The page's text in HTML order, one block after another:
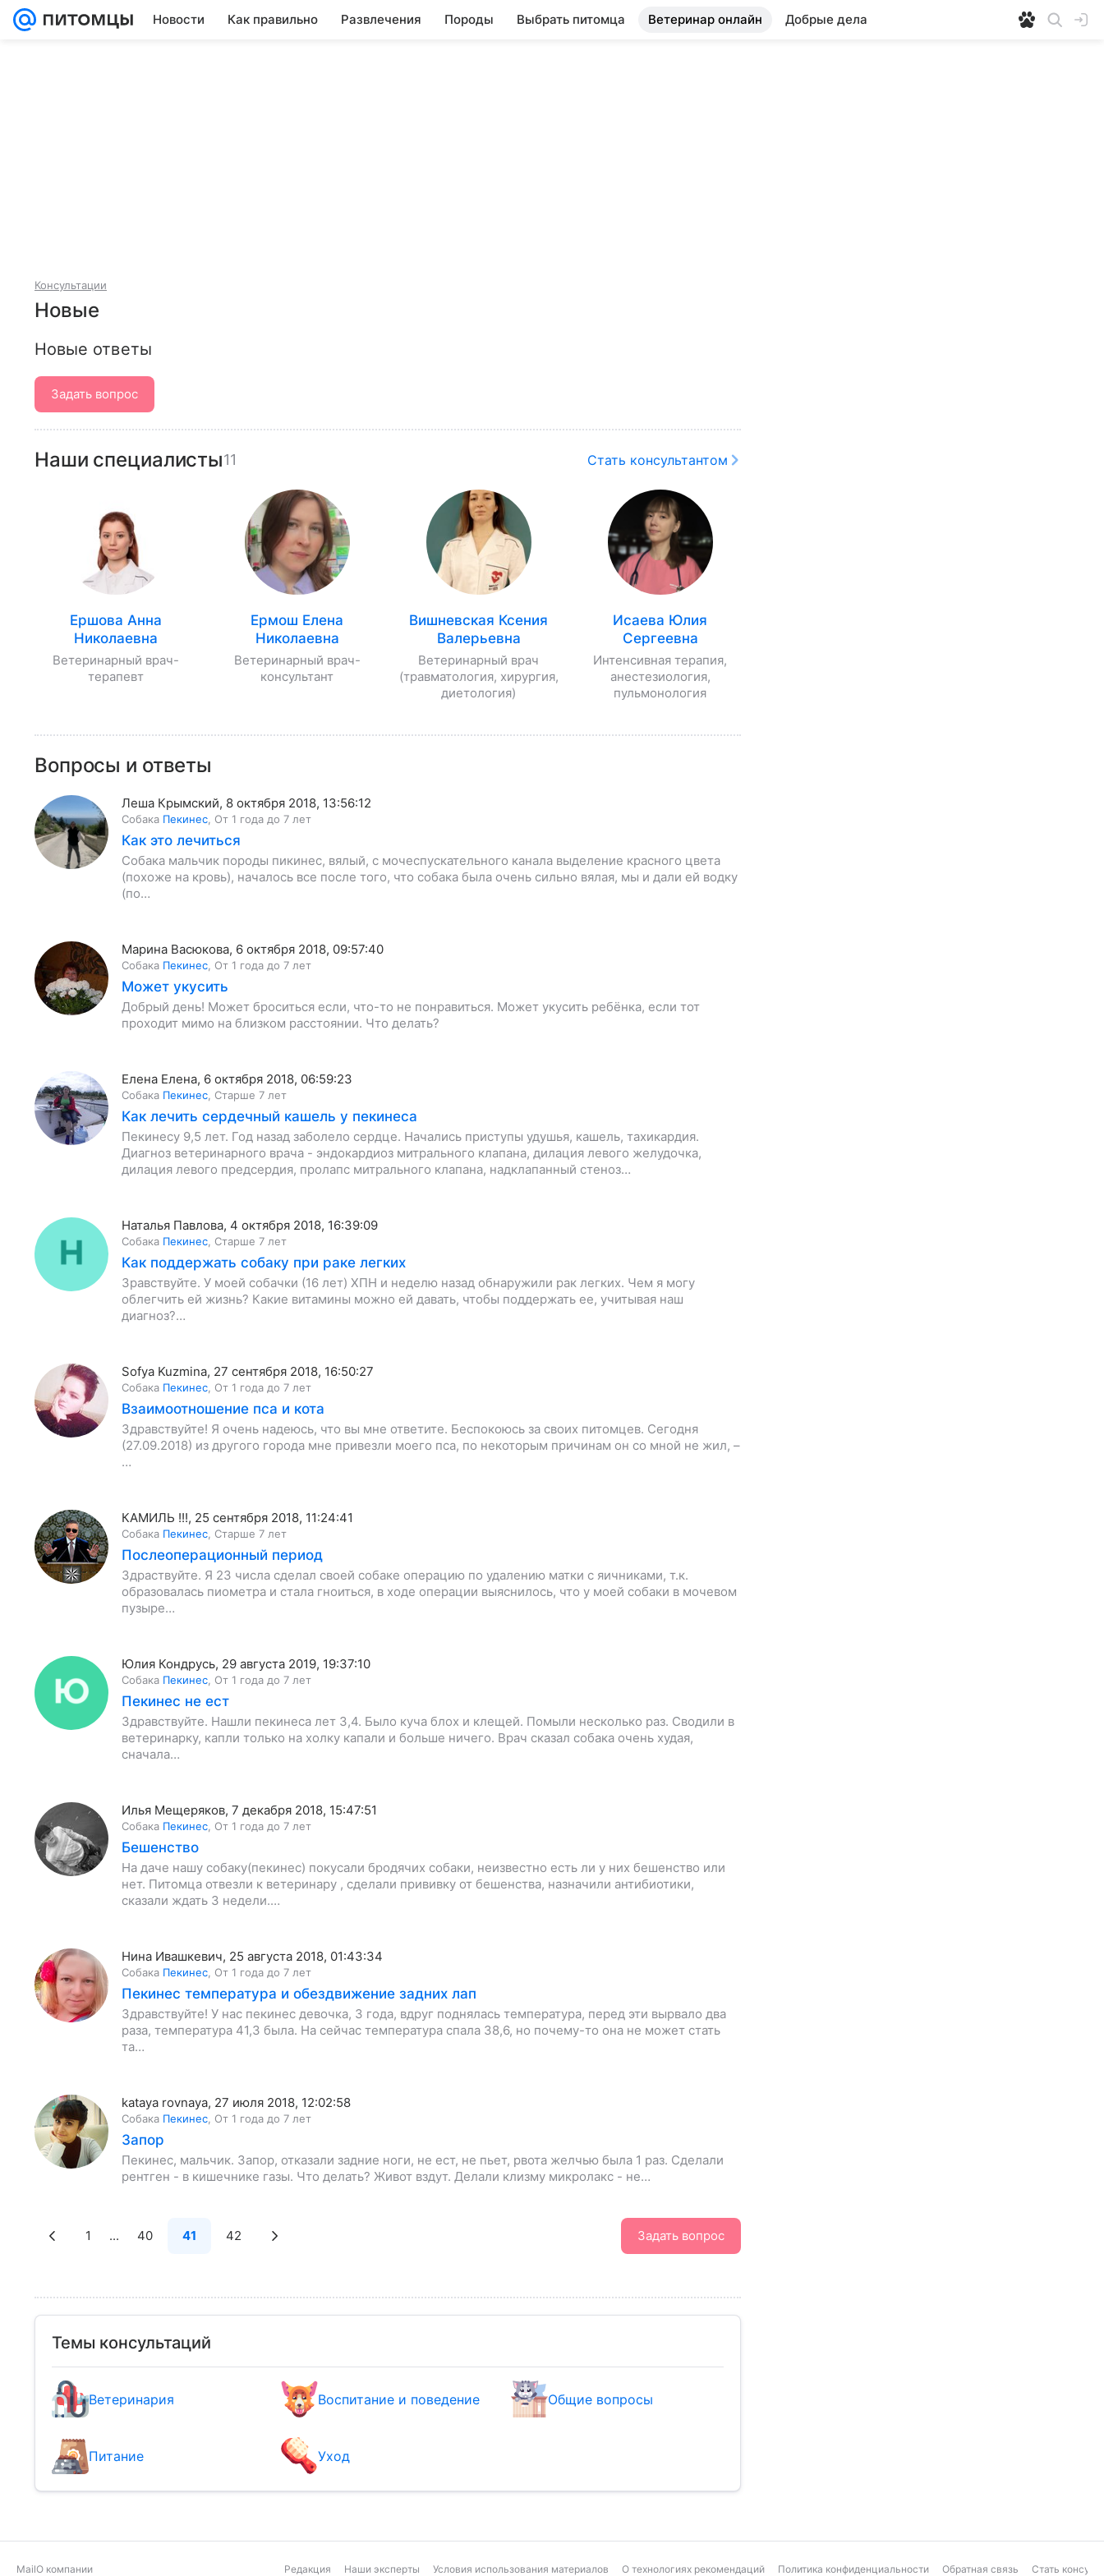
Новости Как правильно Развлечения Породы Выбрать питомца Ветеринар онлайн Добрые дела
Консультации
Новые
Новые ответы
Задать вопрос
Наши специалисты11 Стать консультантом
Ершова Анна
Николаевна
Ветеринарный врач-
терапевт
Ермош Елена
Николаевна
Ветеринарный врач-
консультант
Вишневская Ксения
Валерьевна
Ветеринарный врач
(травматология, хирургия,
диетология)
Исаева Юлия
Сергеевна
Интенсивная терапия,
анестезиология,
пульмонология
Вопросы и ответы
Леша Крымский, 8 октября 2018, 13:56:12
Собака Пекинес От 1 года до 7 лет
Как это лечиться
Собака мальчик породы пикинес, вялый, с мочеспускательного канала выделение красного цвета
(похоже на кровь), началось все после того, что собака была очень сильно вялая, мы и дали ей водку
(по…
Марина Васюкова, 6 октября 2018, 09:57:40
Собака Пекинес От 1 года до 7 лет
Может укусить
Добрый день! Может броситься если, что-то не понравиться. Может укусить ребёнка, если тот
проходит мимо на близком расстоянии. Что делать?
Елена Елена, 6 октября 2018, 06:59:23
Собака Пекинес Старше 7 лет
Как лечить сердечный кашель у пекинеса
Пекинесу 9,5 лет. Год назад заболело сердце. Начались приступы удушья, кашель, тахикардия.
Диагноз ветеринарного врача - эндокардиоз митрального клапана, дилация левого желудочка,
дилация левого предсердия, пролапс митрального клапана, надклапанный стеноз…
Наталья Павлова, 4 октября 2018, 16:39:09
Собака Пекинес Старше 7 лет
Как поддержать собаку при раке легких
Зравствуйте. У моей собачки (16 лет) ХПН и неделю назад обнаружили рак легких. Чем я могу
облегчить ей жизнь? Какие витамины можно ей давать, чтобы поддержать ее, учитывая наш
диагноз?…
Sofya Kuzmina, 27 сентября 2018, 16:50:27
Собака Пекинес От 1 года до 7 лет
Взаимоотношение пса и кота
Здравствуйте! Я очень надеюсь, что вы мне ответите. Беспокоюсь за своих питомцев. Сегодня
(27.09.2018) из другого города мне привезли моего пса, по некоторым причинам он со мной не жил, –
…
КАМИЛЬ !!!, 25 сентября 2018, 11:24:41
Собака Пекинес Старше 7 лет
Послеоперационный период
Здраствуйте. Я 23 числа сделал своей собаке операцию по удалению матки с яичниками, т.к.
образовалась пиометра и стала гноиться, в ходе операции выяснилось, что у моей собаки в мочевом
пузыре…
Юлия Кондрусь, 29 августа 2019, 19:37:10
Собака Пекинес От 1 года до 7 лет
Пекинес не ест
Здравствуйте. Нашли пекинеса лет 3,4. Было куча блох и клещей. Помыли несколько раз. Сводили в
ветеринарку, капли только на холку капали и больше ничего. Врач сказал собака очень худая,
сначала…
Илья Мещеряков, 7 декабря 2018, 15:47:51
Собака Пекинес От 1 года до 7 лет
Бешенство
На даче нашу собаку(пекинес) покусали бродячих собаки, неизвестно есть ли у них бешенство или
нет. Питомца отвезли к ветеринару , сделали прививку от бешенства, назначили антибиотики,
сказали ждать 3 недели.…
Нина Ивашкевич, 25 августа 2018, 01:43:34
Собака Пекинес От 1 года до 7 лет
Пекинес температура и обездвижение задних лап
Здравствуйте! У нас пекинес девочка, 3 года, вдруг поднялась температура, перед эти вырвало два
раза, температура 41,3 была. На сейчас температура спала 38,6, но почему-то она не может стать
та…
kataya rovnaya, 27 июля 2018, 12:02:58
Собака Пекинес От 1 года до 7 лет
Запор
Пекинес, мальчик. Запор, отказали задние ноги, не ест, не пьет, рвота желчью была 1 раз. Сделали
рентген - в кишечнике газы. Что делать? Живот вздут. Делали клизму микролакс - не…
1 ... 40 41 42 Задать вопрос
Темы консультаций
Ветеринария Воспитание и поведение Общие вопросы
Питание Уход
MailО компании Редакция Наши эксперты Условия использования материалов О технологиях рекомендаций Политика конфиденциальности Обратная связь Стать